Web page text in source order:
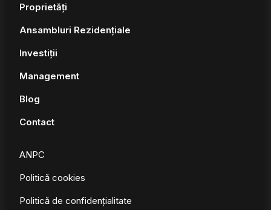
Proprietăți
Ansambluri Rezidențiale
Investiții
Management
Blog
Contact
ANPC
Politică cookies
Politică de confidențialitate